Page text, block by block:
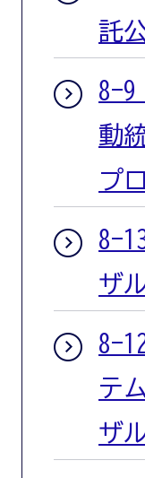
託
8-9
動
プ
8-
ザ
8-
テ
ザ